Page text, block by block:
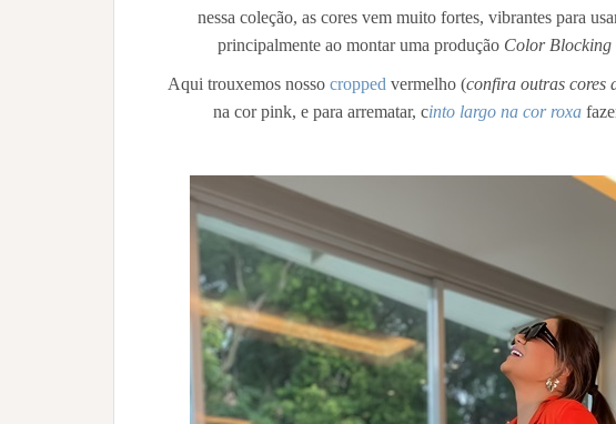
nessa coleção, as cores vem muito fortes, vibrantes para
principalmente ao montar uma produção Color Blocking
Aqui trouxemos nosso cropped vermelho (confira outras cores
na cor pink, e para arrematar, cinto largo na cor roxa